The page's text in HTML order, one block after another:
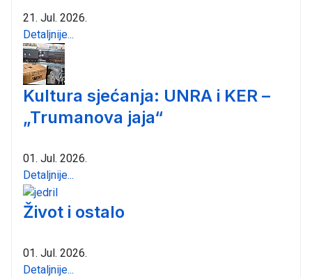
21. Jul. 2026.
Detaljnije...
Kultura sjećanja: UNRA i KER –
„Trumanova jaja“
01. Jul. 2026.
Detaljnije...
Život i ostalo
01. Jul. 2026.
Detaljnije...